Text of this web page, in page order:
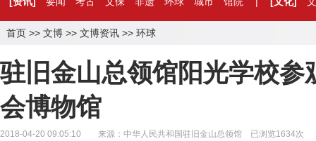
首页 >> 文博 >> 文博资讯 >> 环球
驻旧金山总领馆阳光学校参
会博物馆
2018-04-20 09:05:10 来源：中华人民共和国驻旧金山总领馆 已浏览1634次